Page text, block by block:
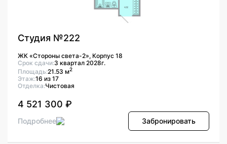
Студия №222
ЖК «Стороны света-2», Корпус 18
Срок сдачи:3 квартал 2028г.
Площадь:21.53 м2
Этаж:16 из 17
Отделка:Чистовая
4 521 300 ₽
Подробнее Забронировать